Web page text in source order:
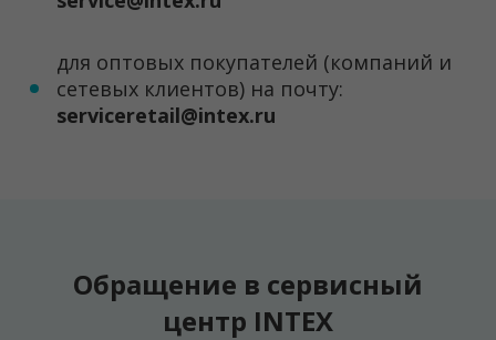
для оптовых покупателей (компаний и
сетевых клиентов) на почту:
serviceretail@intex.ru
Обращение в сервисный
центр INTEX